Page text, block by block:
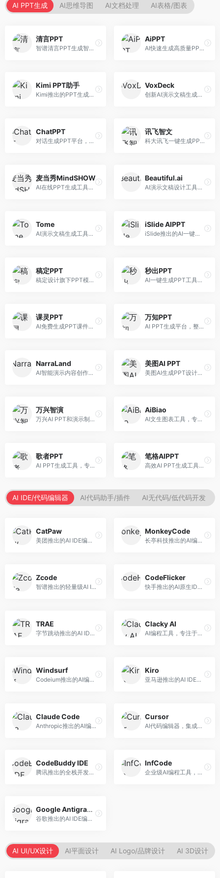
AI PPT生成 AI思维导图 AI文档处理 AI表格/图表
清言PPT
智谱清言PPT生成智能体，基于GLM大模型。面向智谱用户，支持对话生成PPT、内容优化等服务，与智谱生态深度整合。
AiPPT
AI快速生成高质量PPT平台，支持主题定制。面向职场人士和学生，提供一键生成、模板选择、内容优化等服务，PPT制作速度快，设计质量高。
Kimi PPT助手
Kimi推出的PPT生成智能体，整合长文本处理能力。面向职场人士和学生，支持文档解析、PPT生成、内容优化等服务，与Kimi生态深度整合。
VoxDeck
创新AI演示文稿生成工具，支持语音交互创作。面向职场人士，支持语音输入、PPT生成、内容优化等功能，语音创作体验便捷。
ChatPPT
对话生成PPT平台，支持自然语言交互创作。面向职场人士和教育工作者，通过对话方式完成PPT制作，交互体验友好，创作过程直观。
讯飞智文
科大讯飞一键生成PPT和Word工具，整合语音技术。面向职场人士，支持语音输入、文档生成、格式调整等功能，办公效率显著提升。
麦当秀MindSHOW
AI在线PPT生成工具，支持思维导图转PPT。面向职场人士，提供思维导图导入、PPT生成、模板选择等服务，思维导图转PPT效率高。
Beautiful.ai
AI演示文稿设计工具，专注于自动化设计排版。面向职场人士，提供智能排版、模板选择、设计优化等服务，设计美观度高。
Tome
AI演示文稿生成工具，专注于故事化演示创作。面向创业者和营销人员，提供故事叙述、视觉设计、内容生成等服务，演示文稿叙事性强。
iSlide AIPPT
iSlide推出的AI一键设计精美PPT工具。面向PPT设计用户，提供模板库、内容生成、设计优化等服务，与iSlide插件深度整合。
稿定PPT
稿定设计旗下PPT模板资源库，整合AI生成功能。面向设计师和职场人士，提供海量PPT模板、AI内容生成等服务，模板质量高。
秒出PPT
AI一键生成PPT工具，专注于快速演示文稿制作。面向职场人士，支持主题输入、内容生成、模板套用等功能，PPT生成速度快，适合紧急制作场景。
课灵PPT
AI免费生成PPT课件平台，专注于教育场景。面向教师和教育工作者，提供课件生成、教学设计、模板选择等服务，教育适配性强。
万知PPT
AI PPT生成平台，整合知识库与创作功能。面向职场人士，支持内容检索、PPT生成、设计优化等服务，知识整合能力强。
NarraLand
AI智能演示内容创作平台，专注于叙事演示。面向内容创作者，提供故事创作、演示生成、动画设计等服务，演示内容生动有趣。
美图AI PPT
美图AI生成PPT设计工具，整合图像处理能力。面向设计师和职场人士，提供PPT生成、图片美化、设计优化等服务，视觉设计美观。
万兴智演
万兴AI PPT和演示制作软件，整合视频演示功能。面向职场人士和教育工作者，提供PPT生成、演示录制、视频制作等服务，演示功能完善。
AiBiao
AI文生图表工具，专注于数据可视化展示。面向数据分析师和职场人士，提供图表生成、数据可视化、PPT嵌入等服务，数据展示专业。
歌者PPT
AI PPT生成工具，专注于演示文稿智能创作。面向职场人士，支持主题输入、内容生成、设计美化等功能，PPT制作效率高。
笔格AIPPT
高效AI PPT生成工具，专注于演示文稿智能创作。面向职场人士，支持主题输入、内容生成、设计美化等功能，PPT制作效率高。
AI IDE/代码编辑器 AI代码助手/插件 AI无代码/低代码开发
CatPaw
美团推出的AI IDE编程工具，专注于本地开发生态。面向开发者，提供智能代码补全、代码生成、项目管理等服务，本地开发体验好。
MonkeyCode
长亭科技推出的AI编程助手，专注于安全开发。面向开发者，提供代码生成、安全检测、漏洞修复等服务，安全开发能力强。
Zcode
智谱推出的轻量级AI IDE，基于GLM模型。面向开发者，提供智能代码补全、代码生成、错误检测等服务，中文编程支持好。
CodeFlicker
快手推出的AI原生IDE，专注于短视频相关开发。面向快手生态开发者，提供代码生成、调试辅助等服务，与快手开发生态深度整合。
TRAE
字节跳动推出的AI IDE编程工具，深度集成大模型能力。面向开发者，提供智能代码补全、代码解释、重构优化等服务，编程效率显著提升。
Clacky AI
AI编程工具，专注于代码智能生成与优化。面向开发者，提供代码生成、代码重构、错误修复等服务，编程效率高。
Windsurf
Codeium推出的AI编程工具，专注于代码智能辅助。面向开发者，提供代码补全、代码生成、代码解释等服务，多语言支持完善。
Kiro
亚马逊推出的AI IDE，深度整合AWS云服务。面向AWS开发者，提供代码生成、云服务集成、部署自动化等服务，与AWS生态无缝衔接。
Claude Code
Anthropic推出的AI编程工具，基于Claude模型。面向开发者，提供代码生成、代码审查、调试辅助等服务，代码质量高，推理能力强。
Cursor
AI代码编辑器，集成GPT-4模型，专注于智能编程辅助。面向开发者，提供代码生成、代码解释、错误修复等服务，编程体验流畅，开发效率高。
CodeBuddy IDE
腾讯推出的全栈开发AI IDE，整合腾讯云服务。面向开发者，提供代码生成、调试辅助、部署服务等功能，与腾讯云生态深度整合。
InfCode
企业级AI编程工具，专注于团队协作开发。面向企业开发团队，提供代码生成、代码审查、团队协作等服务，企业级功能完善。
Google Antigravity
谷歌推出的AI IDE编程智能体，整合Google Cloud服务。面向谷歌生态开发者，提供智能编程辅助、云服务集成等功能。
AI UI/UX设计 AI平面设计 AI Logo/品牌设计 AI 3D设计